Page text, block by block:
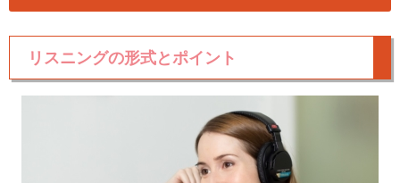
リスニングの形式とポイント